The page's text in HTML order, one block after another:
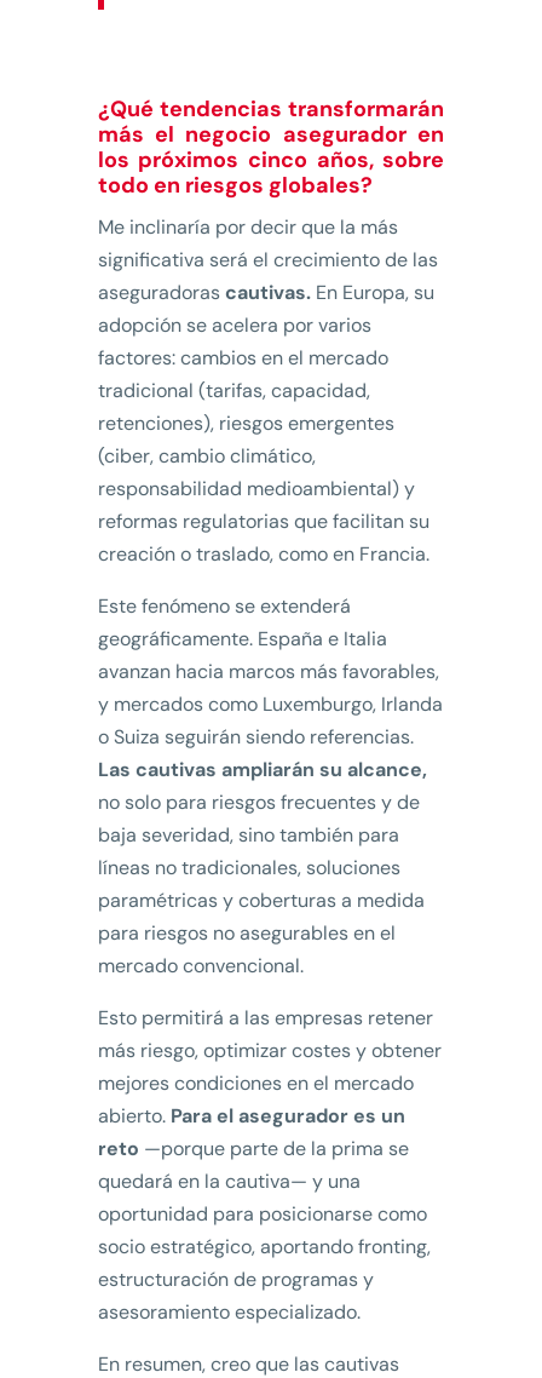
¿Qué tendencias transformarán
más el negocio asegurador en
los próximos cinco años, sobre
todo en riesgos globales?
Me inclinaría por decir que la más
significativa será el crecimiento de las
aseguradorascautivas.En Europa, su
adopción se acelera por varios
factores: cambios en el mercado
tradicional (tarifas, capacidad,
retenciones), riesgos emergentes
(ciber, cambio climático,
responsabilidad medioambiental) y
reformas regulatorias que facilitan su
creación o traslado, como en Francia.
Este fenómeno se extenderá
geográficamente. España e Italia
avanzan hacia marcos más favorables,
y mercados como Luxemburgo, Irlanda
o Suiza seguirán siendo referencias.
Las cautivas ampliarán su alcance,
no solo para riesgos frecuentes y de
baja severidad, sino también para
líneas no tradicionales, soluciones
paramétricas y coberturas a medida
para riesgos no asegurables en el
mercado convencional.
Esto permitirá a las empresas retener
más riesgo, optimizar costes y obtener
mejores condiciones en el mercado
abierto. Para el asegurador es un
reto —porque parte de la prima se
quedará en la cautiva— y una
oportunidad para posicionarse como
socio estratégico, aportando fronting,
estructuración de programas y
asesoramiento especializado.
En resumen, creo que las cautivas